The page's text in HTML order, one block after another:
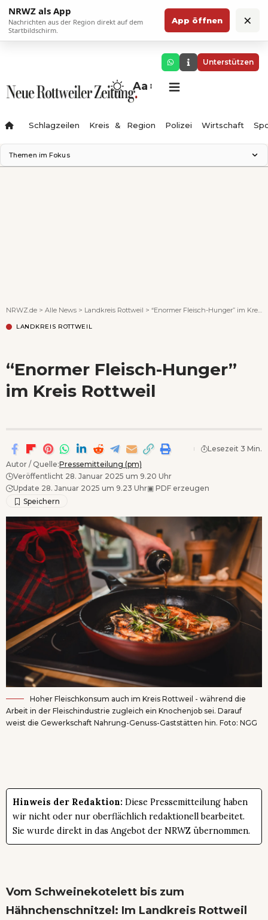
NRWZ als App
Nachrichten aus der Region direkt auf dem
Startbildschirm.
App öffnen ×
Unterstützen
Aa
Schlagzeilen Kreis & Region Polizei Wirtschaft
Themen im Fokus
NRWZ.de > Alle News > Landkreis Rottweil > “Enormer Fleisch-Hunger” im Kreis Rottweil
LANDKREIS ROTTWEIL
“Enormer Fleisch-Hunger”
im Kreis Rottweil
Autor / Quelle:Pressemitteilung (pm)
Veröffentlicht 28. Januar 2025 um 9.20 Uhr
Update 28. Januar 2025 um 9.23 Uhr▣ PDF erzeugen
Lesezeit 3 Min.
Hoher Fleischkonsum auch im Kreis Rottweil - während die
Arbeit in der Fleischindustrie zugleich ein Knochenjob sei. Darauf
weist die Gewerkschaft Nahrung-Genuss-Gaststätten hin. Foto: NGG
Hinweis der Redaktion: Diese Pressemitteilung haben
wir nicht oder nur oberflächlich redaktionell bearbeitet.
Sie wurde direkt in das Angebot der NRWZ übernommen.
Vom Schweinekotelett bis zum
Hähnchenschnitzel: Im Landkreis Rottweil